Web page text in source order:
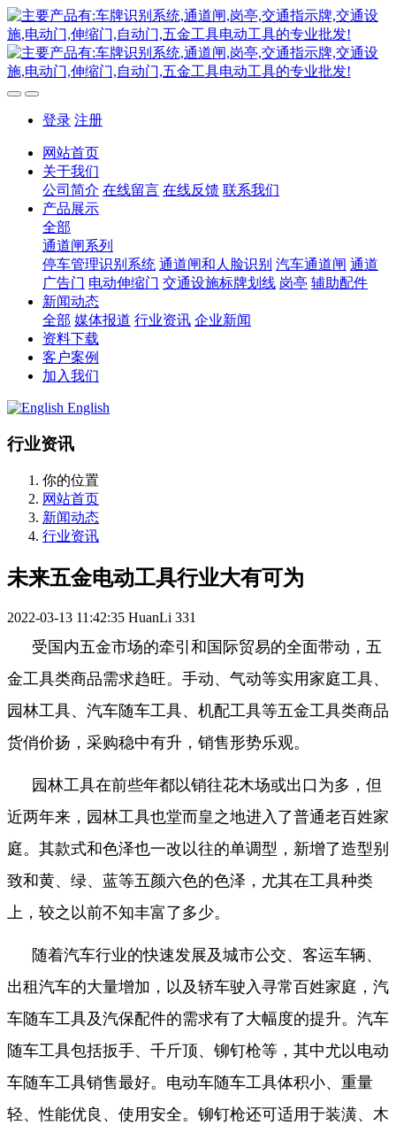
登录 注册
网站首页
关于我们
公司简介 在线留言 在线反馈 联系我们
产品展示
全部
通道闸系列
停车管理识别系统 通道闸和人脸识别 汽车通道闸 通道
广告门 电动伸缩门 交通设施标牌划线 岗亭 辅助配件
新闻动态
全部 媒体报道 行业资讯 企业新闻
资料下载
客户案例
加入我们
English
行业资讯
你的位置
网站首页
新闻动态
行业资讯
未来五金电动工具行业大有可为
2022-03-13 11:42:35 HuanLi 331
受国内五金市场的牵引和国际贸易的全面带动，五
金工具类商品需求趋旺。手动、气动等实用家庭工具、
园林工具、汽车随车工具、机配工具等五金工具类商品
货俏价扬，采购稳中有升，销售形势乐观。
园林工具在前些年都以销往花木场或出口为多，但
近两年来，园林工具也堂而皇之地进入了普通老百姓家
庭。其款式和色泽也一改以往的单调型，新增了造型别
致和黄、绿、蓝等五颜六色的色泽，尤其在工具种类
上，较之以前不知丰富了多少。
随着汽车行业的快速发展及城市公交、客运车辆、
出租汽车的大量增加，以及轿车驶入寻常百姓家庭，汽
车随车工具及汽保配件的需求有了大幅度的提升。汽车
随车工具包括扳手、千斤顶、铆钉枪等，其中尤以电动
车随车工具销售最好。电动车随车工具体积小、重量
轻、性能优良、使用安全。铆钉枪还可适用于装潢、木